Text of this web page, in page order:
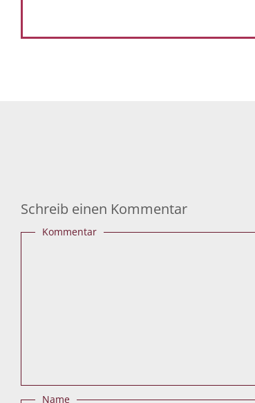
Schreib einen Kommentar
Kommentar
Name